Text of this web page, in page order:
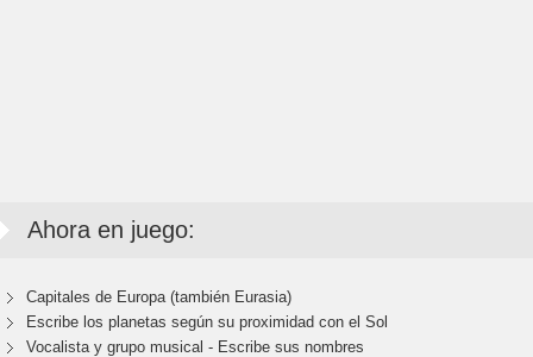
Ahora en juego:
Capitales de Europa (también Eurasia)
Escribe los planetas según su proximidad con el Sol
Vocalista y grupo musical - Escribe sus nombres